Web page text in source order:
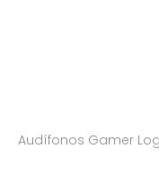
Audífonos Gamer